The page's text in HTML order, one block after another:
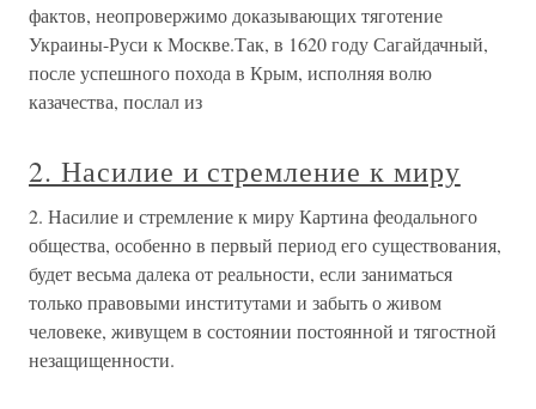
фактов, неопровержимо доказывающих тяготение
Украины-Руси к Москве.Так, в 1620 году Сагайдачный,
после успешного похода в Крым, исполняя волю
казачества, послал из
2. Насилие и стремление к миру
2. Насилие и стремление к миру Картина феодального
общества, особенно в первый период его существования,
будет весьма далека от реальности, если заниматься
только правовыми институтами и забыть о живом
человеке, живущем в состоянии постоянной и тягостной
незащищенности.